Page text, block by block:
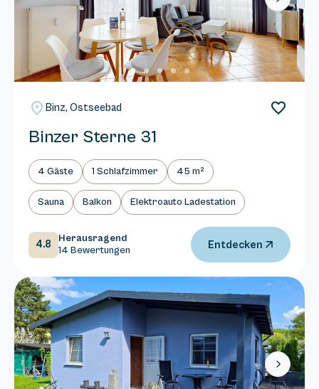
Next
Binz, Ostseebad
Binzer Sterne 31
4 Gäste 1 Schlafzimmer 45 m²
Sauna Balkon Elektroauto Ladestation
4.8
Herausragend
14 Bewertungen
Entdecken
Next